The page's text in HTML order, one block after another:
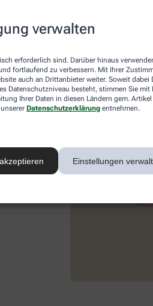
verwalten
erforderlich sind. Darüber hinaus
fortlaufend zu verbessern. Mit Ihrer
auch an Drittanbieter weiter. Soweit dabei
Datenschutzniveau besteht, stimmen Sie mit
Ihrer Daten in diesen Ländern gem.
Datenschutzerklärung entnehmen.
Einstellungen
Die